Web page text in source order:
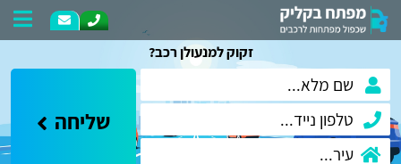
זקוק למנעולן רכב?
שליחה